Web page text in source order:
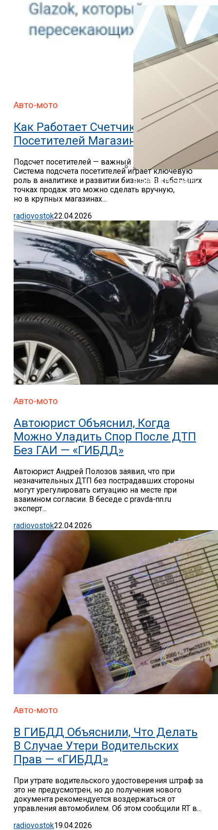
В ГИБДД Раскрыли, Что
Авто-мото
Как Работает Счетчик
Посетителей Магазина
Подсчет посетителей — важный этап для бизнеса
Система подсчета посетителей играет ключевую
роль в аналитике и развитии бизнеса. В небольших
точках продаж это можно сделать вручную,
но в крупных магазинах...
radiovostok22.04.2026
Авто-мото
Автоюрист Объяснил, Когда
Можно Уладить Спор После ДТП
Без ГАИ — «ГИБДД»
Автоюрист Андрей Полозов заявил, что при
незначительных ДТП без пострадавших стороны
могут урегулировать ситуацию на месте при
взаимном согласии. В беседе с pravda-nn.ru
эксперт...
radiovostok22.04.2026
Авто-мото
В ГИБДД Объяснили, Что Делать
В Случае Утери Водительских
Прав — «ГИБДД»
При утрате водительского удостоверения штраф за
это не предусмотрен, но до получения нового
документа рекомендуется воздержаться от
управления автомобилем. Об этом сообщили RT в...
radiovostok19.04.2026